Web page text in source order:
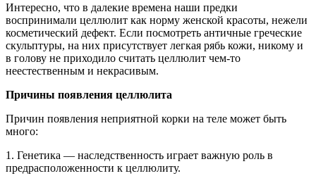
Интересно, что в далекие времена наши предки
воспринимали целлюлит как норму женской красоты, нежели
косметический дефект. Если посмотреть античные греческие
скульптуры, на них присутствует легкая рябь кожи, никому и
в голову не приходило считать целлюлит чем-то
неестественным и некрасивым.
Причины появления целлюлита
Причин появления неприятной корки на теле может быть
много:
1. Генетика — наследственность играет важную роль в
предрасположенности к целлюлиту.